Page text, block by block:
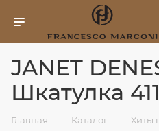
JANET
Шкатулка
Главная — Каталог — Хиты